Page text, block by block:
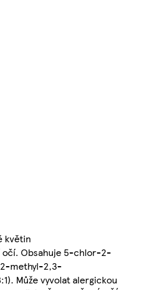
květin
očí. Obsahuje 5-chlor-2-
methyl-2,3-
Může vyvolat alergickou